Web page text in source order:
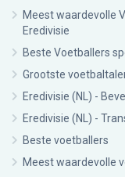
Meest waardevolle
Eredivisie
Beste Voetballers
Grootste
Eredivisie (NL) -
Eredivisie (NL) -
Beste voetballers
Meest waardevolle